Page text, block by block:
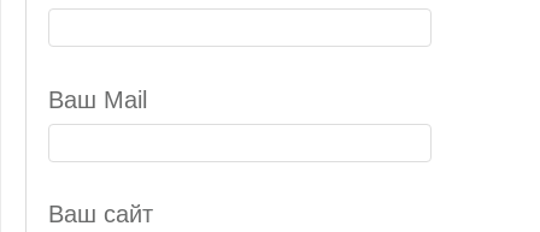
Ваш Mail
Ваш сайт